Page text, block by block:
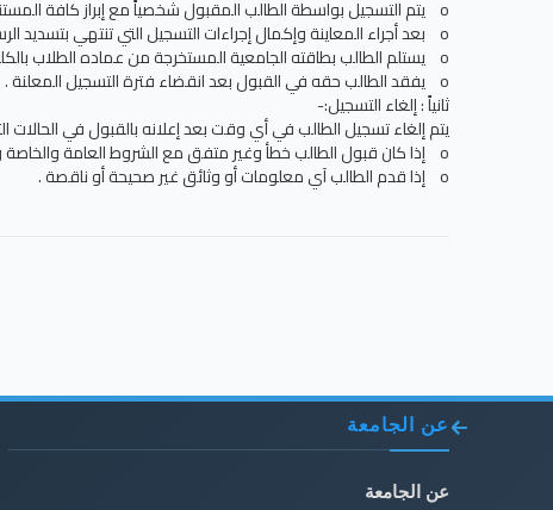
o يتم التسجيل بواسطة الطالب المقبول شخصياً مع إبراز كافة المستندات الرسمية الأصلية.
o بعد أجراء المعاينة وإكمال إجراءات التسجيل التي تنتهي بتسديد الرسوم الدراسية يتم إرسال ملف الطالب إلي مكتب المسجل.
o يستلم الطالب بطاقته الجامعية المستخرجة من عماده الطلاب بالكلية ويعتبر الطالب مسجلاً وبإمكانه البدء في الدراسة.
o يفقد الطالب حقه في القبول بعد انقضاء فترة التسجيل المعلنة .
ثانياً : إلغاء التسجيل:-
يتم إلغاء تسجيل الطالب في أي وقت بعد إعلانه بالقبول في الحالات
o إذا كان قبول الطالب خطأ وغير متفق مع الشروط العامة والخاصة وأسس لوائح القبول بالقسم .
o إذا قدم الطالب آي معلومات أو وثائق غير صحيحة أو ناقصة .
عن الجامعة
عن الجامعة